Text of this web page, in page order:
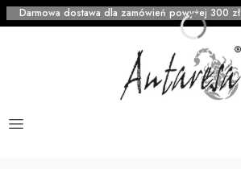
Darmowa dostawa dla zamówień powyżej 300 zł
Menu